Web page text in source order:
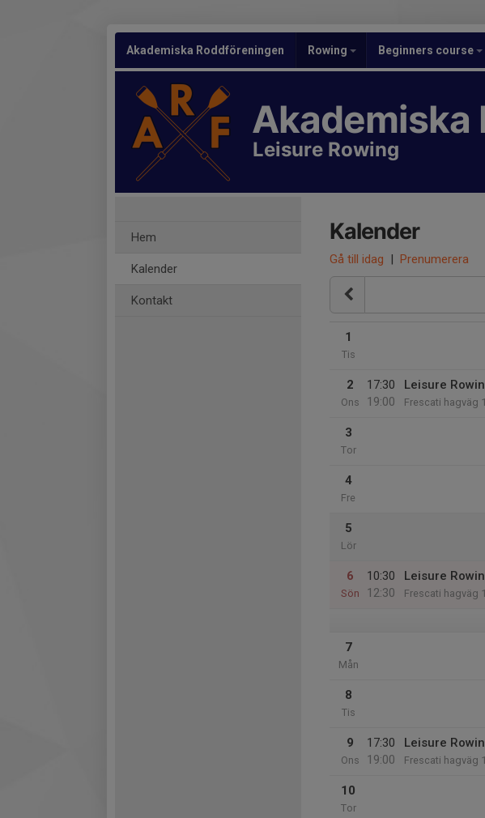
Akademiska Roddföreningen Rowing Beginners course
Akademiska
Leisure Rowing
Hem
Kalender
Kontakt
Kalender
Gå till idag | Prenumerera
1
Tis
2
Ons
17:30
19:00
Leisure
Frescati hagväg
3
Tor
4
Fre
5
Lör
6
Sön
10:30
12:30
Leisure
Frescati hagväg
7
Mån
8
Tis
9
Ons
17:30
19:00
Leisure
Frescati hagväg
10
Tor